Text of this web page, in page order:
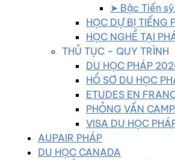
➤ Bậc Tiến
HỌC DỰ BỊ TIẾNG
HỌC NGHỀ TẠI
THỦ TỤC – QUY TRÌNH
DU HỌC PHÁP
HỒ SƠ DU HỌC
ETUDES EN
PHỎNG VẤN
VISA DU HỌC
AUPAIR PHÁP
DU HỌC CANADA